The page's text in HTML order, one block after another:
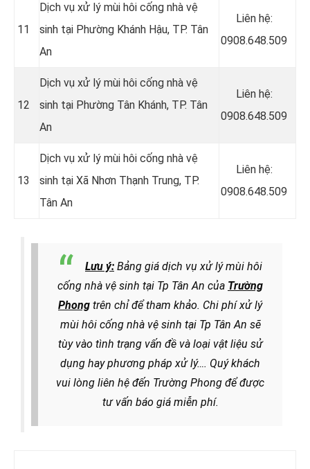
11
Dịch vụ xử lý mùi hôi cống nhà vệ
sinh tại Phường Khánh Hậu, TP. Tân
An
Liên hệ:
0908.648.509
12
Dịch vụ xử lý mùi hôi cống nhà vệ
sinh tại Phường Tân Khánh, TP. Tân
An
Liên hệ:
0908.648.509
13
Dịch vụ xử lý mùi hôi cống nhà vệ
sinh tại Xã Nhơn Thạnh Trung, TP.
Tân An
Liên hệ:
0908.648.509
Lưu ý: Bảng giá dịch vụ xử lý mùi hôi
cống nhà vệ sinh tại Tp Tân An của Trường
Phong trên chỉ để tham khảo. Chi phí xử lý
mùi hôi cống nhà vệ sinh tại Tp Tân An sẽ
tùy vào tình trạng vấn đề và loại vật liệu sử
dụng hay phương pháp xử lý…. Quý khách
vui lòng liên hệ đến Trường Phong để được
tư vấn báo giá miễn phí.